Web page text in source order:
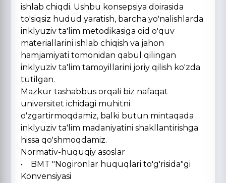
ishlab chiqdi. Ushbu konsepsiya doirasida
to'siqsiz hudud yaratish, barcha yo'nalishlarda
inklyuziv ta'lim metodikasiga oid o'quv
materiallarini ishlab chiqish va jahon
hamjamiyati tomonidan qabul qilingan
inklyuziv ta'lim tamoyillarini joriy qilish ko'zda
tutilgan.
Mazkur tashabbus orqali biz nafaqat
universitet ichidagi muhitni
o'zgartirmoqdamiz, balki butun mintaqada
inklyuziv ta'lim madaniyatini shakllantirishga
hissa qo'shmoqdamiz.
Normativ-huquqiy asoslar
• BMT "Nogironlar huquqlari to'g'risida"gi
Konvensiyasi